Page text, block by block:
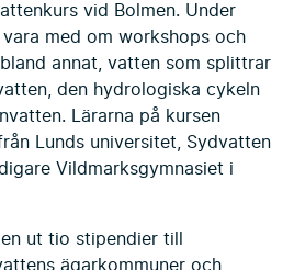
vid Bolmen. Under
med om workshops och
annat, vatten som splittrar
den hydrologiska cykeln
Lärarna på kursen
Lunds universitet, Sydvatten
Vildmarksgymnasiet i
ut tio stipendier till
ägarkommuner och